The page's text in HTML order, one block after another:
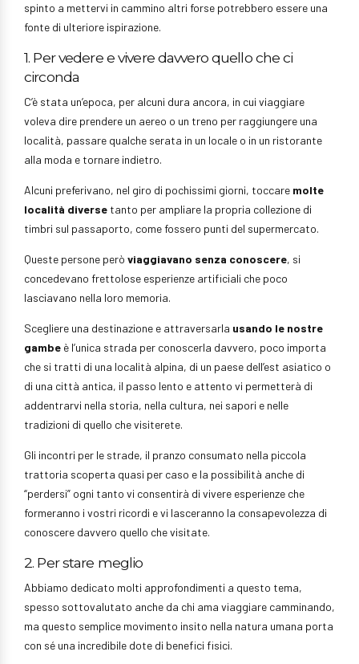
spinto a mettervi in cammino altri forse potrebbero essere una
fonte di ulteriore ispirazione.
1. Per vedere e vivere davvero quello che ci
circonda
C’è stata un’epoca, per alcuni dura ancora, in cui viaggiare
voleva dire prendere un aereo o un treno per raggiungere una
località, passare qualche serata in un locale o in un ristorante
alla moda e tornare indietro.
Alcuni preferivano, nel giro di pochissimi giorni, toccare molte
località diverse tanto per ampliare la propria collezione di
timbri sul passaporto, come fossero punti del supermercato.
Queste persone però viaggiavano senza conoscere, si
concedevano frettolose esperienze artificiali che poco
lasciavano nella loro memoria.
Scegliere una destinazione e attraversarla usando le nostre
gambe è l’unica strada per conoscerla davvero, poco importa
che si tratti di una località alpina, di un paese dell’est asiatico o
di una città antica, il passo lento e attento vi permetterà di
addentrarvi nella storia, nella cultura, nei sapori e nelle
tradizioni di quello che visiterete.
Gli incontri per le strade, il pranzo consumato nella piccola
trattoria scoperta quasi per caso e la possibilità anche di
“perdersi” ogni tanto vi consentirà di vivere esperienze che
formeranno i vostri ricordi e vi lasceranno la consapevolezza di
conoscere davvero quello che visitate.
2. Per stare meglio
Abbiamo dedicato molti approfondimenti a questo tema,
spesso sottovalutato anche da chi ama viaggiare camminando,
ma questo semplice movimento insito nella natura umana porta
con sé una incredibile dote di benefici fisici.